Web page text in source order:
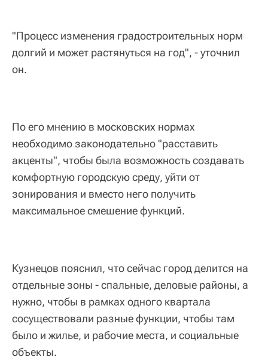
"Процесс изменения градостроительных норм
долгий и может растянуться на год", - уточнил
он.
По его мнению в московских нормах
необходимо законодательно "расставить
акценты", чтобы была возможность создавать
комфортную городскую среду, уйти от
зонирования и вместо него получить
максимальное смешение функций.
Кузнецов пояснил, что сейчас город делится на
отдельные зоны - спальные, деловые районы, а
нужно, чтобы в рамках одного квартала
сосуществовали разные функции, чтобы там
было и жилье, и рабочие места, и социальные
объекты.